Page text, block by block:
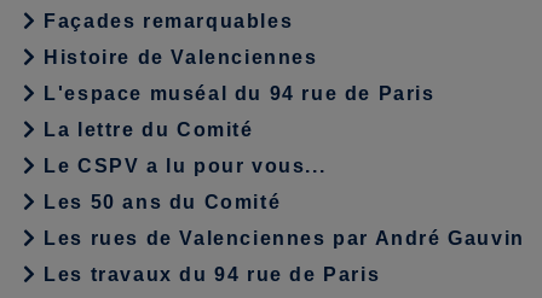
Façades remarquables
Histoire de Valenciennes
L'espace muséal du 94 rue de Paris
La lettre du Comité
Le CSPV a lu pour vous...
Les 50 ans du Comité
Les rues de Valenciennes par André Gauvin
Les travaux du 94 rue de Paris